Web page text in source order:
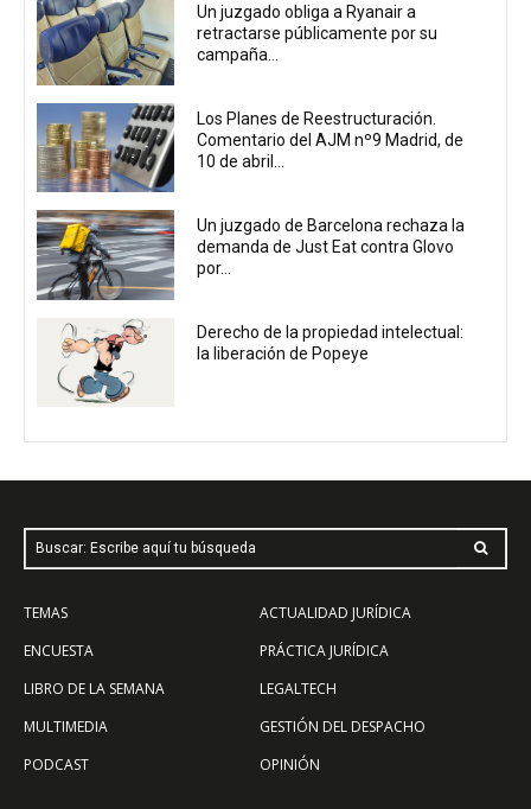
Un juzgado obliga a Ryanair a
retractarse públicamente por su
campaña...
Los Planes de Reestructuración.
Comentario del AJM nº9 Madrid, de
10 de abril...
Un juzgado de Barcelona rechaza la
demanda de Just Eat contra Glovo
por...
Derecho de la propiedad intelectual:
la liberación de Popeye
Buscar: Escribe aquí tu búsqueda
TEMAS
ENCUESTA
LIBRO DE LA SEMANA
MULTIMEDIA
PODCAST
ACTUALIDAD JURÍDICA
PRÁCTICA JURÍDICA
LEGALTECH
GESTIÓN DEL DESPACHO
OPINIÓN